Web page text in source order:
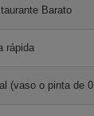
Barato
rápida
(vaso o pinta de